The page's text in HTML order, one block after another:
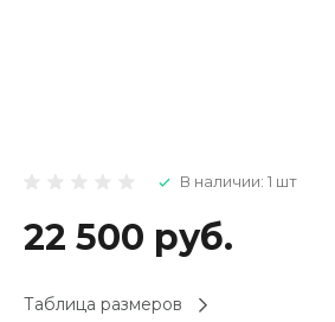
В наличии: 1 шт
22 500 руб.
Таблица размеров